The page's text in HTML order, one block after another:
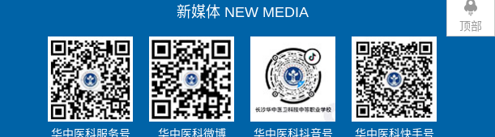
新媒体 NEW MEDIA
华中医科服务号 华中医科微博 华中医科抖音号 华中医科快手号
华中医科抖音号 华中医科快手号
顶部